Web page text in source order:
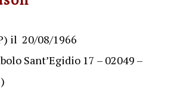
il 20/08/1966
Sant’Egidio 17 – 02049 –